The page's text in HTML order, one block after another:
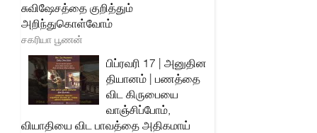
சுவிஷேசத்தை குறித்தும்
அறிந்துகொள்வோம்
சகரியா பூணன்
பிப்ரவரி 17 | அனுதின
தியானம் | பணத்தை
விட கிருபையை
வாஞ்சிப்போம்,
வியாதியை விட பாவத்தை அதிகமாய்